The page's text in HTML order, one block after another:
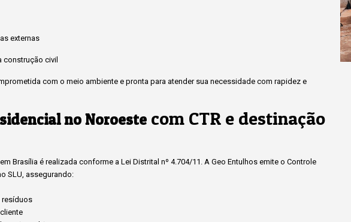
externas
construção civil
com o meio ambiente e pronta para atender sua necessidade com rapidez e
no Noroeste com CTR e destinação
Brasília é realizada conforme a Lei Distrital nº 4.704/11. A Geo Entulhos emite o Controle
SLU, assegurando:
resíduos